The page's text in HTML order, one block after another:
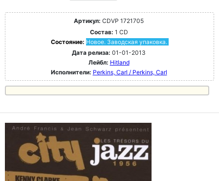
Артикул: CDVP 1721705
Состав: 1 CD
Состояние: Новое. Заводская упаковка.
Дата релиза: 01-01-2013
Лейбл: Hitland
Исполнители: Perkins, Carl / Perkins, Carl